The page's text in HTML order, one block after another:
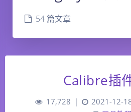
54 篇文章
Calibre插
17,728 | 2021-12-